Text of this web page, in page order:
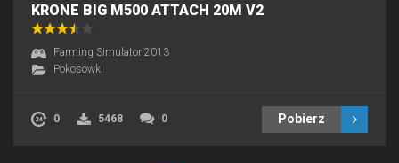
KRONE BIG M500 ATTACH 20M V2
Farming Simulator 2013
Pokosówki
0 5468 0 Pobierz